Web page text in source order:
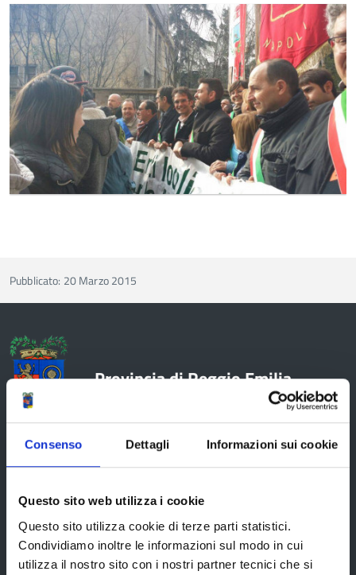
Consenso Dettagli Informazioni sui cookie
Questo sito web utilizza i cookie
Questo sito utilizza cookie di terze parti statistici.
Condividiamo inoltre le informazioni sul modo in cui
utilizza il nostro sito con i nostri partner tecnici che si
Ingrandisci
l'immagine
Pubblicato: 20 Marzo 2015
Provincia di Reggio Emilia
Organi di governo
Statuto e Regolamenti